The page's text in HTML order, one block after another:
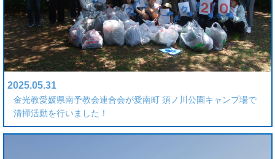
2025.05.31
金光教愛媛県南予教会連合会が愛南町 須ノ川公園キャンプ場で
清掃活動を行いました！